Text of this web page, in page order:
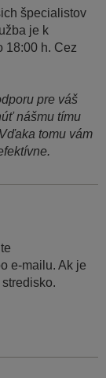
špecialistov
je k
18:00 h. Cez
pre váš
nášmu tímu
tomu vám
e-mailu. Ak je